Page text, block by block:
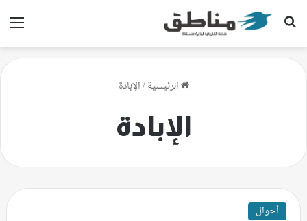
بحث عن
الرئيسية/الإبادة
الإبادة
أحوال